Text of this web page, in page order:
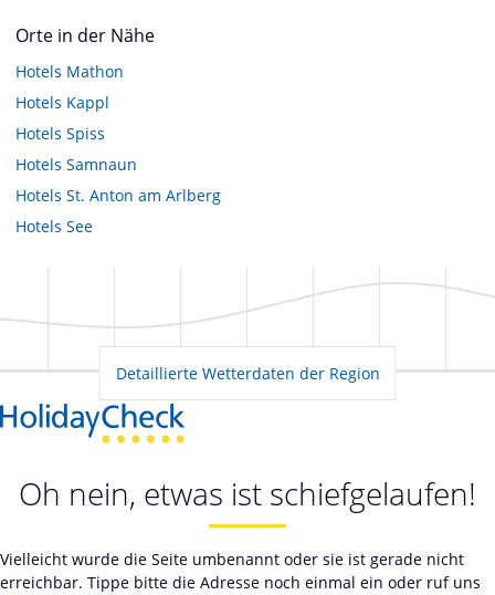
Orte in der Nähe
Hotels Mathon
Hotels Kappl
Hotels Spiss
Hotels Samnaun
Hotels St. Anton am Arlberg
Hotels See
Detaillierte Wetterdaten der Region
Oh nein, etwas ist schiefgelaufen!
Vielleicht wurde die Seite umbenannt oder sie ist gerade nicht
erreichbar. Tippe bitte die Adresse noch einmal ein oder ruf uns